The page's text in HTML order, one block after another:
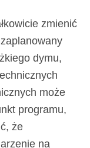
zmienić
dymu,
może
programu,
że
na